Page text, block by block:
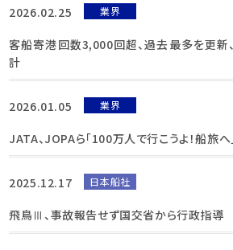
2026.02.25 業界
客船寄港回数3,000回超、過去最多を更新
計
2026.01.05 業界
JATA、JOPAら「100万人で行こうよ！船旅
2025.12.17 日本船社
飛鳥Ⅲ、事故報告せず国交省から行政指導